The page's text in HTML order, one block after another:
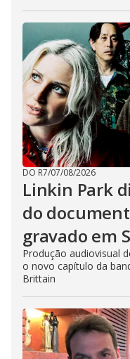
DO R7/07/08/2026
Linkin Park
do
gravado em
Produção audiovisual
o novo capítulo da
Brittain